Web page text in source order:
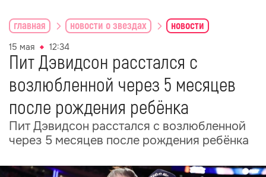
главная новости о звездах новости
15 мая 12:34
Пит Дэвидсон расстался с
возлюбленной через 5 месяцев
после рождения ребёнка
Пит Дэвидсон расстался с возлюбленной
через 5 месяцев после рождения ребёнка